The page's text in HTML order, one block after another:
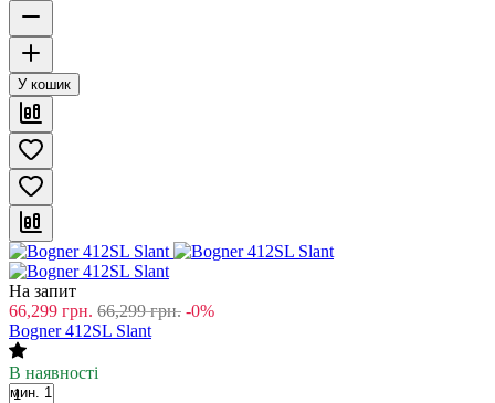
У кошик
На запит
66,299 грн. 66,299 грн. -0%
Bogner 412SL Slant
В наявності
мин. 1